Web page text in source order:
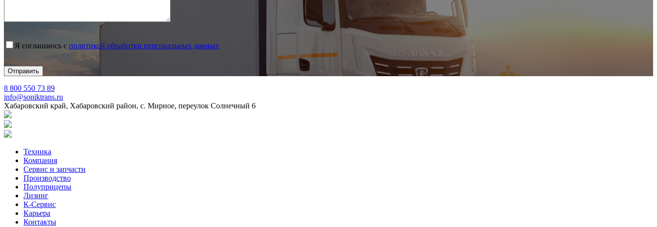
Я соглашаюсь с политикой обработки персональных данных
8 800 550 73 89
info@soniktrans.ru
Хабаровский край, Хабаровский район, с. Мирное, переулок Солнечный 6
Техника
Компания
Сервис и запчасти
Производство
Полуприцепы
Лизинг
К-Сервис
Карьера
Контакты